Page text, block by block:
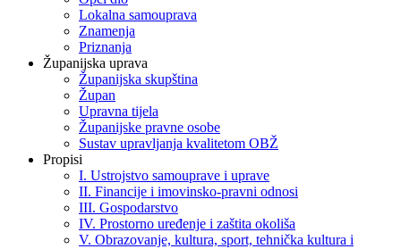
Lokalna samouprava
Znamenja
Priznanja
Županijska uprava
Županijska skupština
Župan
Upravna tijela
Županijske pravne osobe
Sustav upravljanja kvalitetom OBŽ
Propisi
I. Ustrojstvo samouprave i uprave
II. Financije i imovinsko-pravni odnosi
III. Gospodarstvo
IV. Prostorno uređenje i zaštita okoliša
V. Obrazovanje, kultura, sport, tehnička kultura i